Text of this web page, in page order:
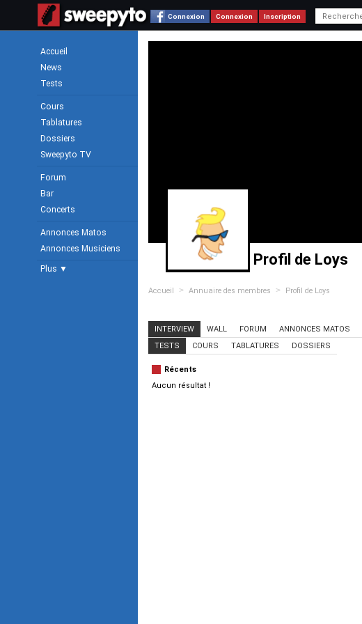
Connexion Connexion Inscription
Accueil
News
Tests
Cours
Tablatures
Dossiers
Sweepyto TV
Forum
Bar
Concerts
Annonces Matos
Annonces Musiciens
Plus ▼
Profil de Loys
Accueil > Annuaire des membres > Profil de Loys
INTERVIEW WALL FORUM ANNONCES MATOS
TESTS
COURS TABLATURES DOSSIERS
Récents
Aucun résultat !